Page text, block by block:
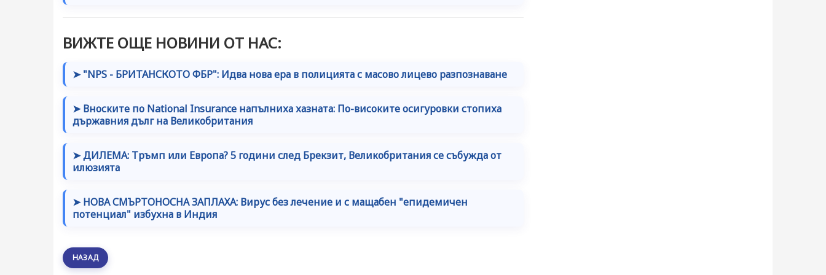
ВИЖТЕ ОЩЕ НОВИНИ ОТ НАС:
➤ "NPS - БРИТАНСКОТО ФБР": Идва нова ера в полицията с масово лицево разпознаване
➤ Вноските по National Insurance напълниха хазната: По-високите осигуровки стопиха
държавния дълг на Великобритания
➤ ДИЛЕМА: Тръмп или Европа? 5 години след Брекзит, Великобритания се събужда от
илюзията
➤ НОВА СМЪРТОНОСНА ЗАПЛАХА: Вирус без лечение и с мащабен "епидемичен
потенциал" избухна в Индия
НАЗАД